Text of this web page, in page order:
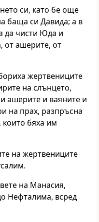
си, като бе още
баща си Давида; а в
да чисти Юда и
от ашерите, от
жертвениците
на слънцето,
ашерите и ваяните и
на прах, разпръсна
които бяха им
на жертвениците
на Манасия,
Нефталима, всред